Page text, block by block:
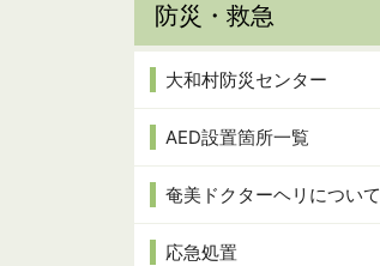
防災・救急
大和村防災センター
AED設置箇所一覧
奄美ドクターヘリについて
応急処置